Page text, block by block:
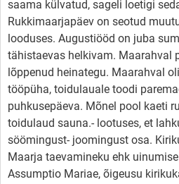
saama külvatud, sageli loetigi
Rukkimaarjapäev on seotud
looduses. Augustiööd on juba
tähistaevas helkivam. Maarahval
lõppenud heinategu. Maarahval
tööpüha, toidulauale toodi
puhkusepäeva. Mõnel pool kaeti
toidulaud sauna.- lootuses, et
söömingust- joomingust osa.
Maarja taevamineku ehk
Assumptio Mariae, õigeusu